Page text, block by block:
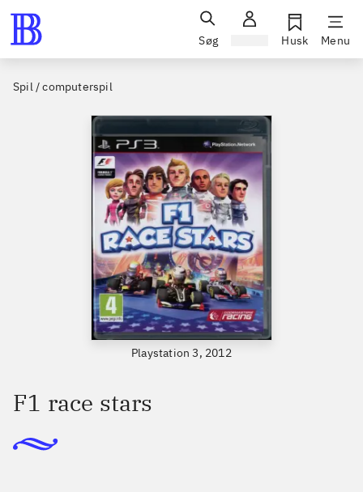
Søg Husk Menu
Spil / computerspil
Playstation 3, 2012
F1 race stars